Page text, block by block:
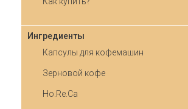
Ингредиенты
Капсулы для кофемашин
Зерновой кофе
Ho.Re.Ca